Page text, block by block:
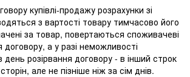
купівлі-продажу розрахунки зі
з вартості товару тимчасово його
за товар, повертаються споживачеві
договору, а у разі неможливості
день розірвання договору - в інший строк
але не пізніше ніж за сім днів.